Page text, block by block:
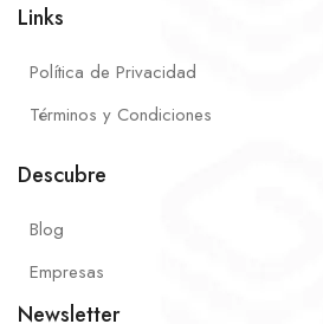
Links
Política de Privacidad
Términos y Condiciones
Descubre
Blog
Empresas
Newsletter